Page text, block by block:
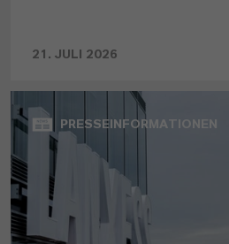
21. JULI 2026
PRESSEINFORMATIONEN